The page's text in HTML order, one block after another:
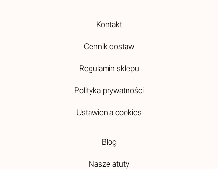
Kontakt
Cennik dostaw
Regulamin sklepu
Polityka prywatności
Ustawienia cookies
Blog
Nasze atuty